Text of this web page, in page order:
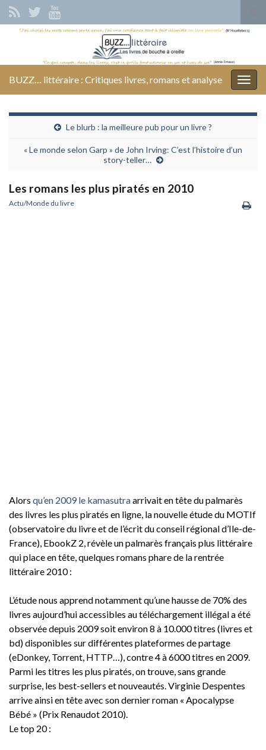
Search for:
BUZZ… littéraire : Critiques livres, romans et analyse
Le blurb : la meilleure pub pour un livre ?
« Le monde selon Garp » de John Irving: C’est l’histoire d’un
story-teller…
Les romans les plus piratés en 2010
Actu/Monde du livre
Alors qu’en 2009 le kamasutraarrivait en tête du palmarès
des livres les plus piratés en ligne, la nouvelle étude du MOTIf
(observatoire du livre et de l’écrit du conseil régional d’Ile-de-
France), EbookZ 2, révèle un palmarès français plus littéraire
qui place en tête, quelques romans phare de la rentrée
littéraire 2010 :
L’étude nous apprend notamment qu’une hausse de 70% des
livres aujourd’hui accessibles au téléchargement illégal a été
observée depuis 2009 soit environ 8 à 10.000 titres (livres et
bd) disponibles sur différentes plateformes de partage
(eDonkey, Torrent, HTTP…), contre 4 à 6000 titres en 2009.
Parmi les titres les plus piratés, on trouve, sans grande
surprise, les best-sellers et nouveautés. Virginie Despentes
arrive ainsi en tête avec son dernier roman « Apocalypse
Bébé » (Prix Renaudot 2010).
Le top 20 :